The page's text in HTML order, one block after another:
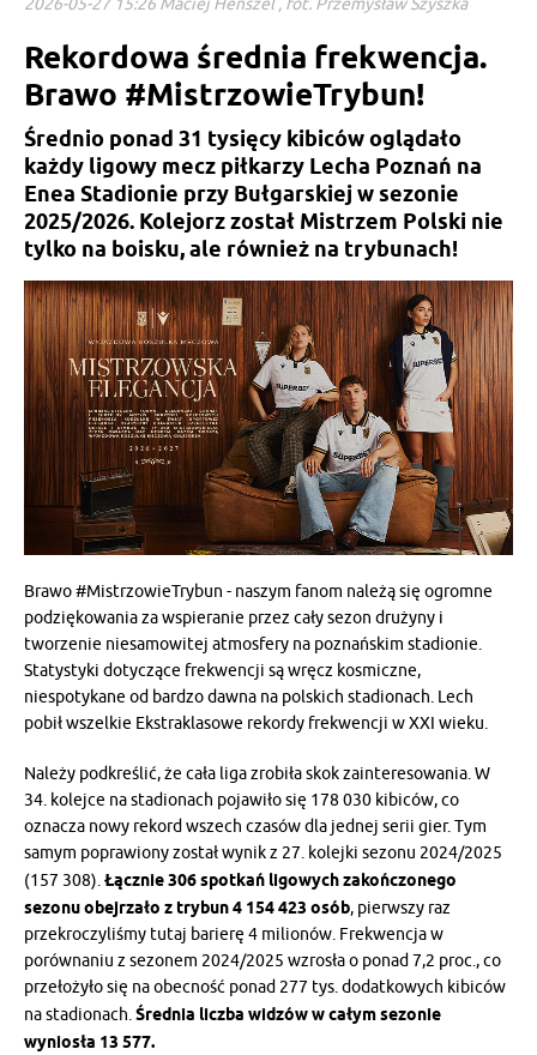
Rekordowa średnia frekwencja.
Brawo #MistrzowieTrybun!
Średnio ponad 31 tysięcy kibiców oglądało
każdy ligowy mecz piłkarzy Lecha Poznań na
Enea Stadionie przy Bułgarskiej w sezonie
2025/2026. Kolejorz został Mistrzem Polski nie
tylko na boisku, ale również na trybunach!
Brawo #MistrzowieTrybun - naszym fanom należą się ogromne
podziękowania za wspieranie przez cały sezon drużyny i
tworzenie niesamowitej atmosfery na poznańskim stadionie.
Statystyki dotyczące frekwencji są wręcz kosmiczne,
niespotykane od bardzo dawna na polskich stadionach. Lech
pobił wszelkie Ekstraklasowe rekordy frekwencji w XXI wieku.
Należy podkreślić, że cała liga zrobiła skok zainteresowania. W
34. kolejce na stadionach pojawiło się 178 030 kibiców, co
oznacza nowy rekord wszech czasów dla jednej serii gier. Tym
samym poprawiony został wynik z 27. kolejki sezonu 2024/2025
(157 308).Łącznie 306 spotkań ligowych zakończonego
sezonu obejrzało z trybun 4 154 423 osób, pierwszy raz
przekroczyliśmy tutaj barierę 4 milionów. Frekwencja w
porównaniu z sezonem 2024/2025 wzrosła o ponad 7,2 proc., co
przełożyło się na obecność ponad 277 tys. dodatkowych kibiców
na stadionach.Średnia liczba widzów w całym sezonie
wyniosła 13 577.